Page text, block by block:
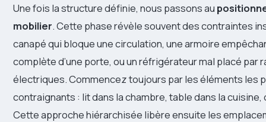
Une fois la structure définie, nous passons au
mobilier. Cette phase révèle souvent des contraintes
canapé qui bloque une circulation, une armoire
complète d’une porte, ou un réfrigérateur mal placé par
électriques. Commencez toujours par les éléments les
contraignants : lit dans la chambre, table dans la cuisine,
Cette approche hiérarchisée libère ensuite les